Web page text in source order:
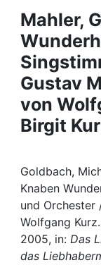
Projects
People
Awards
Help
Mahler,
Gustav
von
Birgit
Goldbach,
Knaben
und Orchester
Wolfgang
2005, in: Das
das